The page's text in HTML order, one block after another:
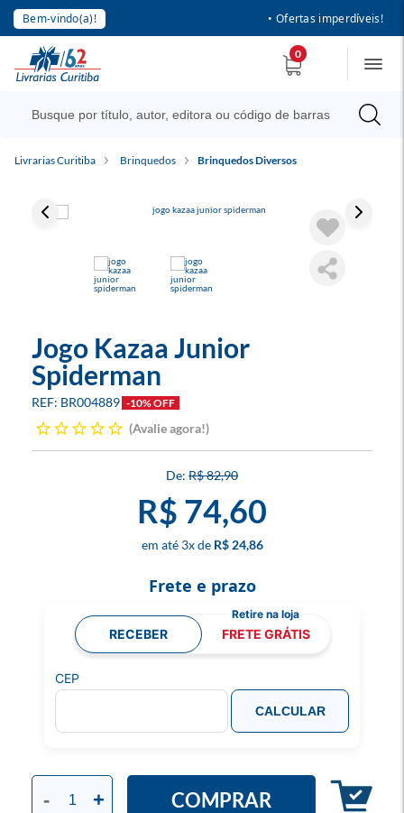
Bem-vindo(a)! • Ofertas imperdíveis!
0
Livrarias Curitiba Brinquedos Brinquedos Diversos
Jogo Kazaa Junior
Spiderman
BR004889 -10% OFF
Avalie agora!
R$ 82,90
R$ 74,60
3x R$ 24,86
- + COMPRAR
Frete e prazo
RECEBER FRETE GRÁTIS
CEP
CALCULAR